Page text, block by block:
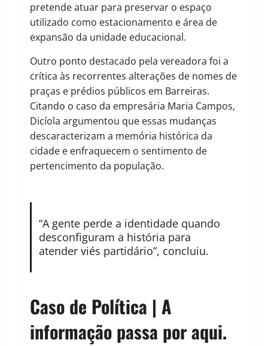
pretende atuar para preservar o espaço
utilizado como estacionamento e área de
expansão da unidade educacional.
Outro ponto destacado pela vereadora foi a
crítica às recorrentes alterações de nomes de
praças e prédios públicos em Barreiras.
Citando o caso da empresária Maria Campos,
Dicíola argumentou que essas mudanças
descaracterizam a memória histórica da
cidade e enfraquecem o sentimento de
pertencimento da população.
“A gente perde a identidade quando
desconfiguram a história para
atender viés partidário”, concluiu.
Caso de Política | A
informação passa por aqui.